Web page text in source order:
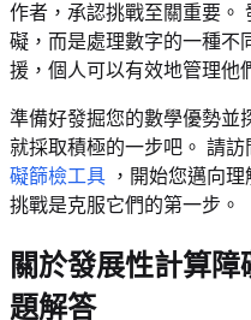
作者，承認挑戰至關重要。
礙，而是處理數字的一種不
援，個人可以有效地管理他
準備好發掘您的數學優勢並
就採取積極的一步吧。 請訪
礙篩檢工具 ，開始您邁向
挑戰是克服它們的第一步。
關於發展性計算
題解答